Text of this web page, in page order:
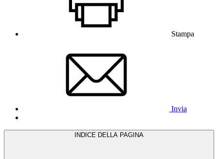
Stampa
Invia
INDICE DELLA PAGINA